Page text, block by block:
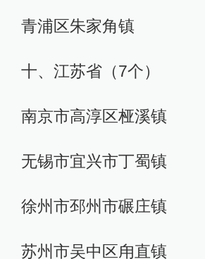
青浦区朱家角镇
十、江苏省（7个）
南京市高淳区桠溪镇
无锡市宜兴市丁蜀镇
徐州市邳州市碾庄镇
苏州市吴中区甪直镇